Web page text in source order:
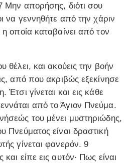
Μην απορήσης, διότι σου
να γεννηθήτε από την χάριν
οποία καταβαίνει από τον
θέλει, και ακούεις την βοήν
από που ακριβώς εξεκίνησε
γίνεται και εις κάθε
από το Άγιον Πνεύμα.
του μένει μυστηριώδης,
Πνεύματος είναι δραστική
γίνεται φανερόν. 9
είπε εις αυτόν· Πως είναι